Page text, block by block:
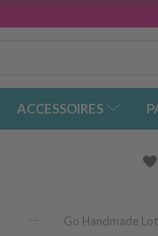
ACCESSOIRES
Go Handmade